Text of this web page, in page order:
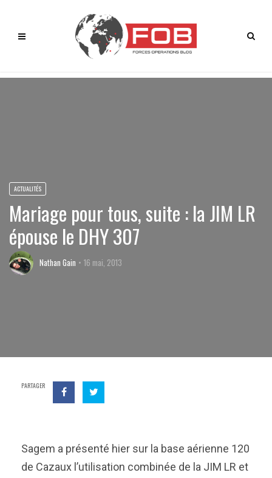
ACTUALITÉS
Mariage pour tous, suite : la JIM LR
épouse le DHY 307
Nathan Gain 16 mai, 2013
PARTAGER
Sagem a présenté hier sur la base aérienne 120
de Cazaux l’utilisation combinée de la JIM LR et